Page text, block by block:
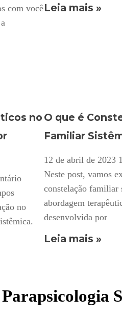
com vocêLeia mais »
no
no
O que é
Familiar
12 de abril de 2023
Neste post, vamos
constelação familiar
abordagem
desenvolvida por
Leia mais »